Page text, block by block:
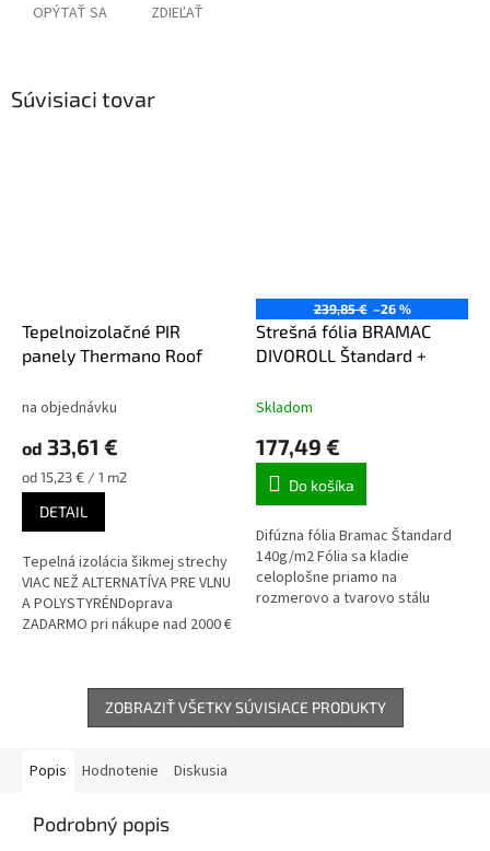
OPÝTAŤ SA ZDIEĽAŤ
Súvisiaci tovar
Tepelnoizolačné PIR
panely Thermano Roof
na objednávku
od 33,61 €
Jednotková
cena:
od 15,23 € / 1 m2
DETAIL
Tepelná izolácia šikmej strechy
VIAC NEŽ ALTERNATÍVA PRE VLNU
A POLYSTYRÉNDoprava
ZADARMO pri nákupe nad 2000 €
239,85 € –26 %
Strešná fólia BRAMAC
DIVOROLL Štandard +
Skladom
177,49 €
Do košíka
Difúzna fólia Bramac Štandard
140g/m2 Fólia sa kladie
celoplošne priamo na
rozmerovo a tvarovo stálu
ZOBRAZIŤ VŠETKY SÚVISIACE PRODUKTY
Popis Hodnotenie Diskusia
Podrobný popis